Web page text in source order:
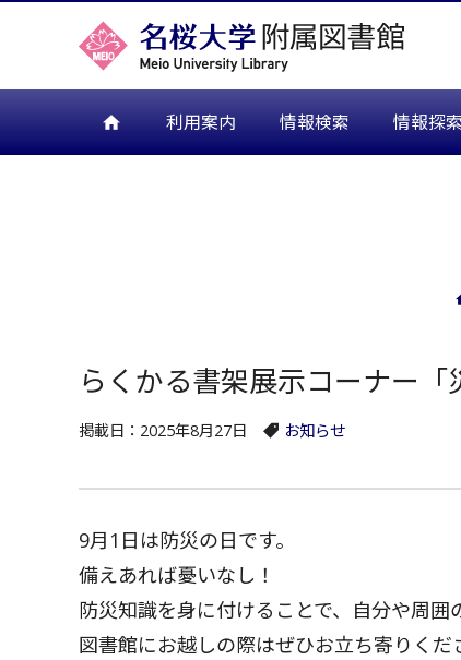
利用案内 情報検索 情報探
らくかる書架展示コーナー
掲載日：2025年8月27日 お知らせ
9月1日は防災の日です。
備えあれば憂いなし！
防災知識を身に付けることで、自分や周囲
図書館にお越しの際はぜひお立ち寄りくだ